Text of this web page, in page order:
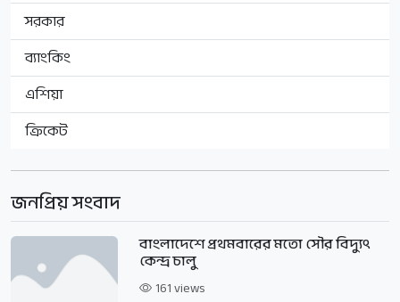
সরকার
ব্যাংকিং
এশিয়া
ক্রিকেট
জনপ্রিয় সংবাদ
বাংলাদেশে প্রথমবারের মতো সৌর বিদ্যুৎ
কেন্দ্র চালু
161 views